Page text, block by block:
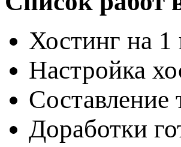
Хостинг на 1
Настройка
Составление
Доработки